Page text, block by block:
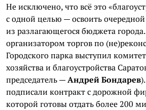
Не исключено, что всё это
с одной целью — освоить
из разлагающегося бюджета
организатором торгов по
Городского парка выступил
хозяйства и благоустройства
председатель —Андрей Бондарев
подписали контракт с дорожной
которой готовы отдать более 200